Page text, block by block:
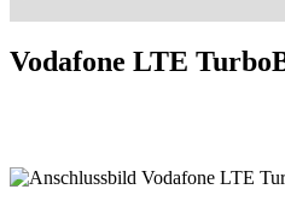
Vodafone LTE